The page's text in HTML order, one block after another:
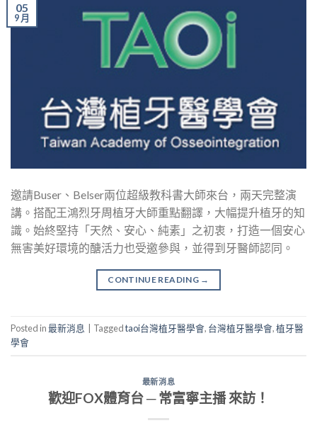
05
9 月
邀請Buser、Belser兩位超級教科書大師來台，兩天完整演
講。搭配王鴻烈牙周植牙大師重點翻譯，大幅提升植牙的知
識。始終堅持「天然、安心、純素」之初衷，打造一個安心
無害美好環境的醣活力也受邀參與，並得到牙醫師認同。
CONTINUE READING →
Posted in最新消息 Taggedtaoi台灣植牙醫學會, 台灣植牙醫學會,植牙醫
學會
最新消息
歡迎FOX體育台 ─ 常富寧主播 來訪！